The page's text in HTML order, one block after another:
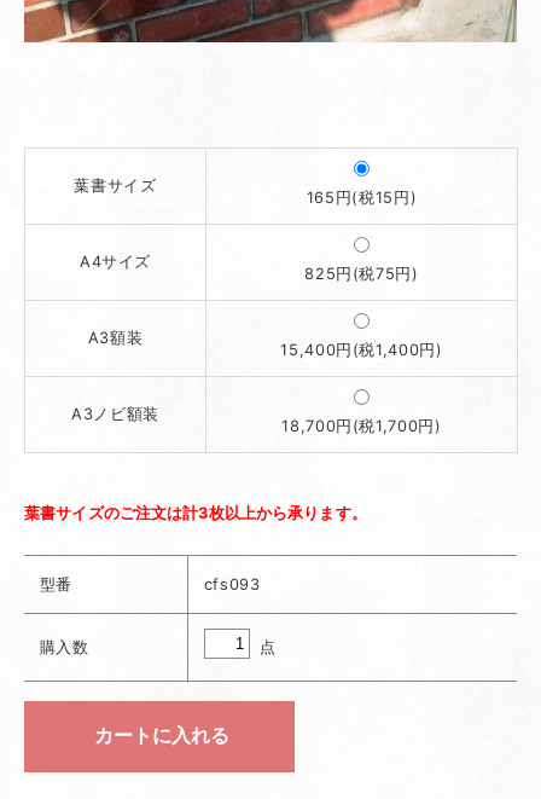
葉書サイズ
165円(税15円)
A4サイズ
825円(税75円)
A3額装
15,400円(税1,400円)
A3ノビ額装
18,700円(税1,700円)
葉書サイズのご注文は計3枚以上から承ります。
型番 cfs093
購入数 点